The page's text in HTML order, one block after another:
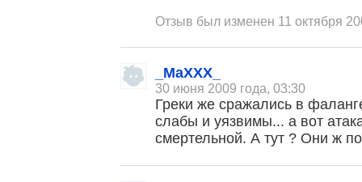
Отзыв был изменен 11 октября
_MaXXX_
30 июня 2009 года, 03:30
Греки же сражались в
слабы и уязвимы... а вот
смертельной. А тут ? Они ж